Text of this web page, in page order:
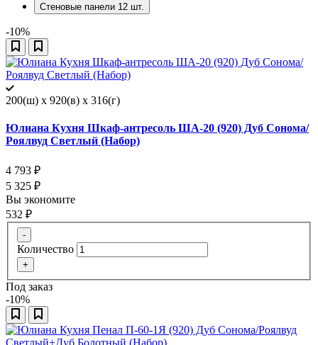
Стеновые панели 12 шт.
-10%
200(ш) x 920(в) x 316(г)
Юлиана Кухня Шкаф-антресоль ША-20 (920) Дуб Сонома/
Роялвуд Светлый (Набор)
4 793 ₽
5 325 ₽
Вы экономите
532 ₽
-
Количество
+
Под заказ
-10%